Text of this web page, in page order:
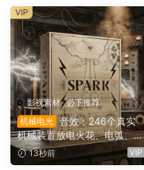
影视素材·必下推荐
机械电光 音效：246个真实
机械装置放电火花、电弧、嗡
鸣、嗡鸣、机械激活音电影游
戏广告音效素材 SoundMorp
13秒前 VIP
VIP